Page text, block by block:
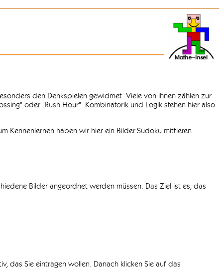
den Denkspielen gewidmet. Viele von ihnen zählen zur
oder "Rush Hour". Kombinatorik und Logik stehen hier also
Kennenlernen haben wir hier ein Bilder-Sudoku mittleren
Bilder angeordnet werden müssen. Das Ziel ist es, das
das Sie eintragen wollen. Danach klicken Sie auf das